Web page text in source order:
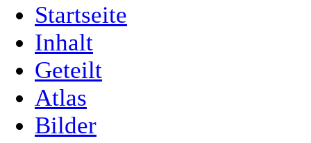
Startseite
Inhalt
Geteilt
Atlas
Bilder